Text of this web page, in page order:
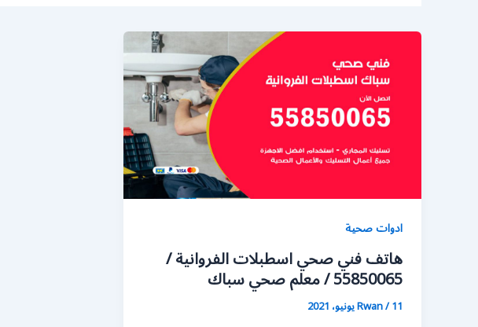
ادوات صحية
هاتف فني صحي اسطبلات الفروانية /
55850065 / معلم صحي سباك
Rwan/11 يونيو، 2021